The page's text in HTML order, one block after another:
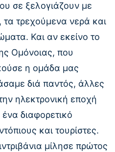
σε ξελογιάζουν με
τρεχούμενα νερά και
Και αν εκείνο το
Ομόνοιας, που
η ομάδα μας
διά παντός, άλλες
ηλεκτρονική εποχή
διαφορετικό
και τουρίστες.
μίλησε πρώτος